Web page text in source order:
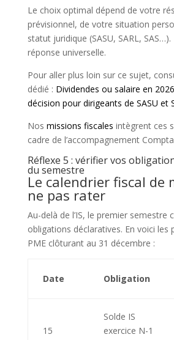
Le choix optimal dépend de votre
prévisionnel, de votre situation
statut juridique (SASU, SARL, SAS…).
réponse universelle.
Pour aller plus loin sur ce sujet,
dédié : Dividendes ou salaire en
décision pour dirigeants de SASU et
Nos missions fiscales intègrent ces
cadre de l’accompagnement
Réflexe 5 : vérifier vos
du semestre
Le calendrier fiscal de
ne pas rater
Au-delà de l’IS, le premier semestre
obligations déclaratives. En voici les
PME clôturant au 31 décembre :
Date Obligation
15
Solde IS
exercice N-1